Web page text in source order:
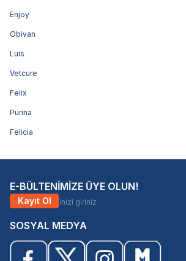
Enjoy
Obivan
Luis
Vetcure
Felix
Purina
Felicia
E-BÜLTENİMİZE ÜYE OLUN!
Kayıt Ol
SOSYAL MEDYA